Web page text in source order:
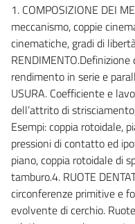
1. COMPOSIZIONE DEI
meccanismo, coppie
cinematiche, gradi di
rendimento in serie e
USURA. Coefficiente e
dell’attrito di
Esempi: coppia rotoidale,
pressioni di contatto ed
piano, coppia rotoidale di
tamburo.4. RUOTE
circonferenze primitive e
evolvente di cerchio.